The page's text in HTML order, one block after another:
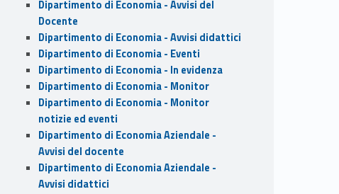
Dipartimento di Economia - Avvisi del
Docente
Dipartimento di Economia - Avvisi didattici
Dipartimento di Economia - Eventi
Dipartimento di Economia - In evidenza
Dipartimento di Economia - Monitor
Dipartimento di Economia - Monitor
notizie ed eventi
Dipartimento di Economia Aziendale -
Avvisi del docente
Dipartimento di Economia Aziendale -
Avvisi didattici